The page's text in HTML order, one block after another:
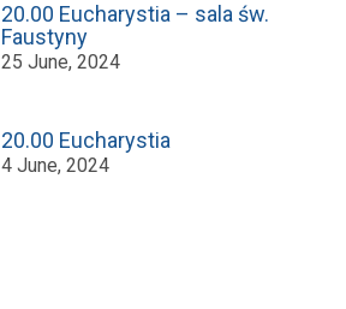
20.00 Eucharystia – sala św.
Faustyny
25 June, 2024
20.00 Eucharystia
4 June, 2024